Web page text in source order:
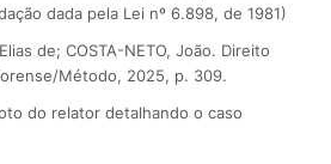
dada pela Lei nº 6.898, de 1981)
de; COSTA-NETO, João. Direito
Método, 2025, p. 309.
do relator detalhando o caso